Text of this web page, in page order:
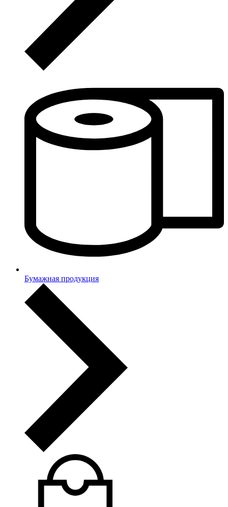
Бумажная продукция